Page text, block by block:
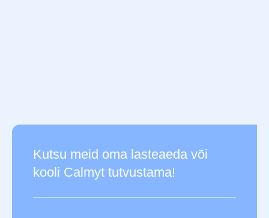
Kutsu meid oma lasteaeda või
kooli Calmyt tutvustama!